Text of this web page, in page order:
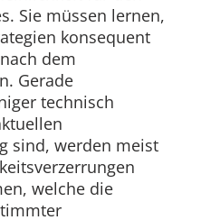
Sie müssen lernen,
konsequent
dem
Gerade
technisch
sind, werden meist
welche die